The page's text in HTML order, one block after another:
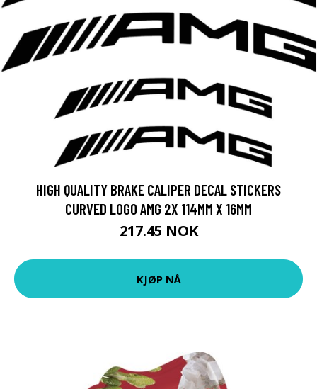
HIGH QUALITY BRAKE CALIPER DECAL STICKERS
CURVED LOGO AMG 2X 114MM X 16MM
217.45 NOK
KJØP NÅ